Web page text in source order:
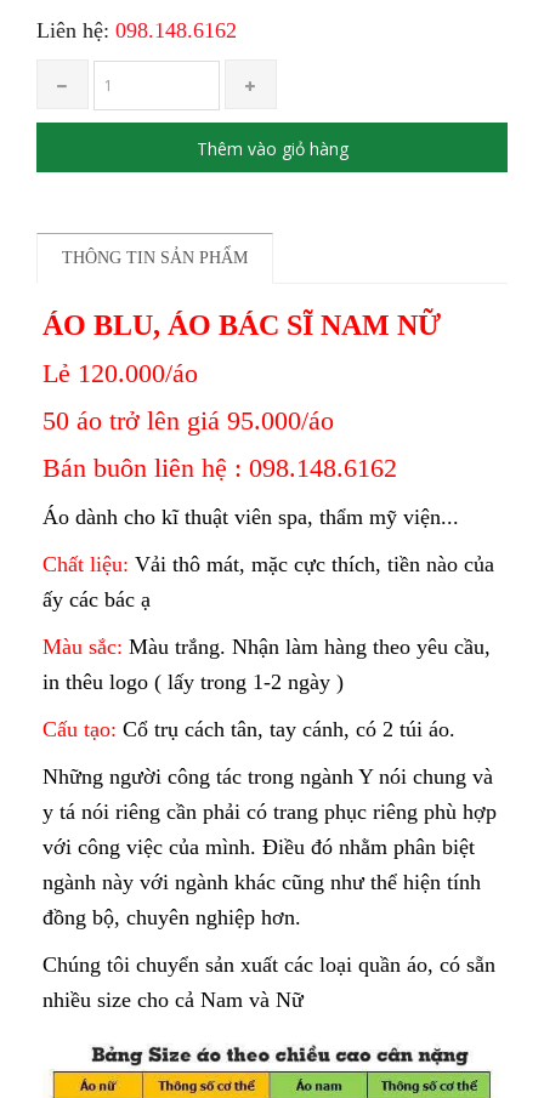
Liên hệ: 098.148.6162
Thêm vào giỏ hàng
THÔNG TIN SẢN PHẨM
ÁO BLU, ÁO BÁC SĨ NAM NỮ
Lẻ 120.000/áo
50 áo trở lên giá 95.000/áo
Bán buôn liên hệ : 098.148.6162
Áo dành cho kĩ thuật viên spa, thẩm mỹ viện...
Chất liệu: Vải thô mát, mặc cực thích, tiền nào của
ấy các bác ạ
Màu sắc: Màu trắng. Nhận làm hàng theo yêu cầu,
in thêu logo ( lấy trong 1-2 ngày )
Cấu tạo: Cổ trụ cách tân, tay cánh, có 2 túi áo.
Những người công tác trong ngành Y nói chung và
y tá nói riêng cần phải có trang phục riêng phù hợp
với công việc của mình. Điều đó nhằm phân biệt
ngành này với ngành khác cũng như thể hiện tính
đồng bộ, chuyên nghiệp hơn.
Chúng tôi chuyển sản xuất các loại quần áo, có sẵn
nhiều size cho cả Nam và Nữ